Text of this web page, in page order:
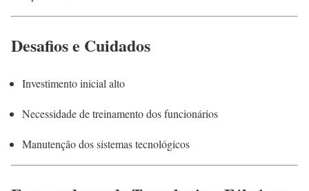
Desafios e Cuidados
Investimento inicial alto
Necessidade de treinamento dos funcionários
Manutenção dos sistemas tecnológicos